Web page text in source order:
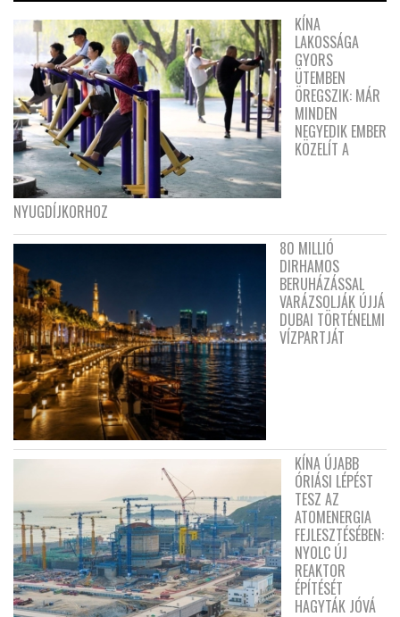
KÍNA
LAKOSSÁGA
GYORS
ÜTEMBEN
ÖREGSZIK: MÁR
MINDEN
NEGYEDIK EMBER
KÖZELÍT A
NYUGDÍJKORHOZ
80 MILLIÓ
DIRHAMOS
BERUHÁZÁSSAL
VARÁZSOLJÁK ÚJJÁ
DUBAI TÖRTÉNELMI
VÍZPARTJÁT
KÍNA ÚJABB
ÓRIÁSI LÉPÉST
TESZ AZ
ATOMENERGIA
FEJLESZTÉSÉBEN:
NYOLC ÚJ
REAKTOR
ÉPÍTÉSÉT
HAGYTÁK JÓVÁ